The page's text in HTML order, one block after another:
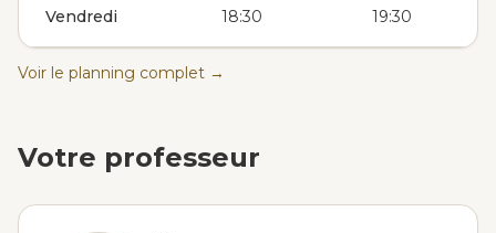
Vendredi 18:30 19:30
Voir le planning complet →
Votre professeur